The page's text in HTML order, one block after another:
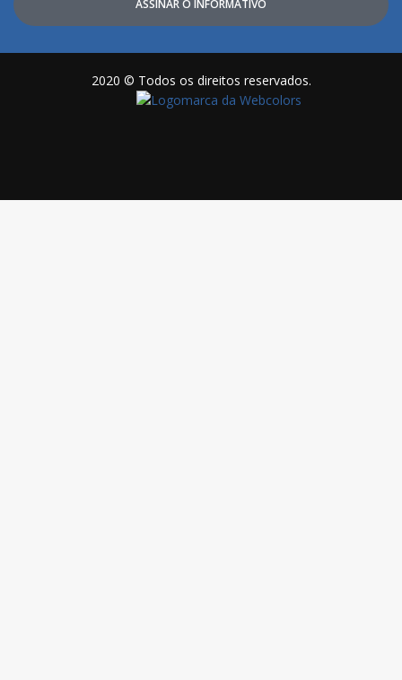
ASSINAR O INFORMATIVO
2020 © Todos os direitos reservados.